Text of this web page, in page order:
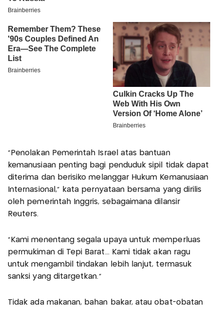
"Penolakan Pemerintah Israel atas bantuan
kemanusiaan penting bagi penduduk sipil tidak dapat
diterima dan berisiko melanggar Hukum Kemanusiaan
Internasional," kata pernyataan bersama yang dirilis
oleh pemerintah Inggris, sebagaimana dilansir
Reuters.
"Kami menentang segala upaya untuk memperluas
permukiman di Tepi Barat... Kami tidak akan ragu
untuk mengambil tindakan lebih lanjut, termasuk
sanksi yang ditargetkan."
Tidak ada makanan, bahan bakar, atau obat-obatan